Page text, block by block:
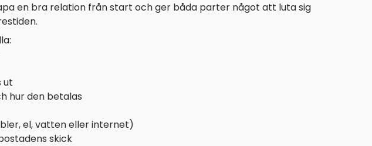
en bra relation från start och ger båda parter något att luta sig
ut
hur den betalas
el, vatten eller internet)
skick